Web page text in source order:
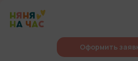
Оформить